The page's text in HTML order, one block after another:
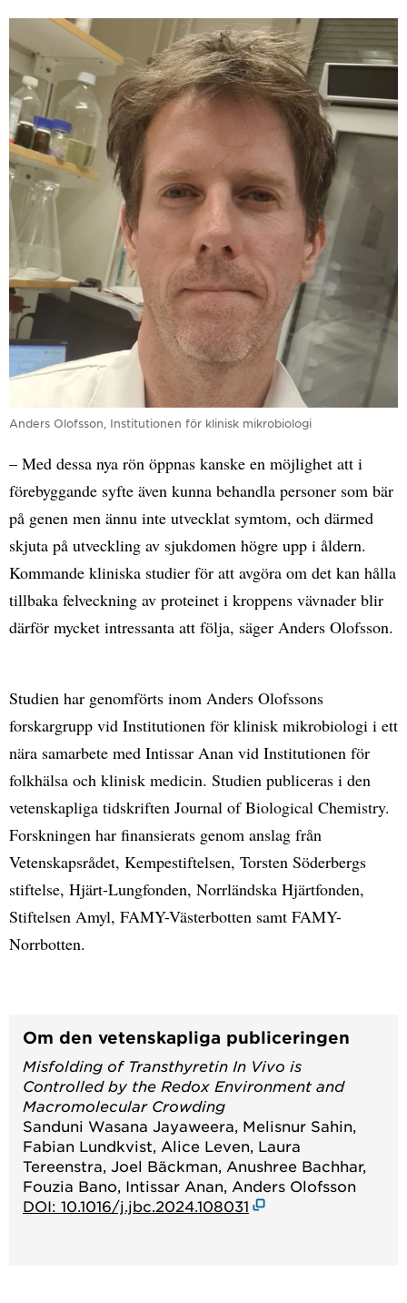
Anders Olofsson, Institutionen för klinisk mikrobiologi
– Med dessa nya rön öppnas kanske en möjlighet att i
förebyggande syfte även kunna behandla personer som bär
på genen men ännu inte utvecklat symtom, och därmed
skjuta på utveckling av sjukdomen högre upp i åldern.
Kommande kliniska studier för att avgöra om det kan hålla
tillbaka felveckning av proteinet i kroppens vävnader blir
därför mycket intressanta att följa, säger Anders Olofsson.
Studien har genomförts inom Anders Olofssons
forskargrupp vid Institutionen för klinisk mikrobiologi i ett
nära samarbete med Intissar Anan vid Institutionen för
folkhälsa och klinisk medicin. Studien publiceras i den
vetenskapliga tidskriften Journal of Biological Chemistry.
Forskningen har finansierats genom anslag från
Vetenskapsrådet, Kempestiftelsen, Torsten Söderbergs
stiftelse, Hjärt-Lungfonden, Norrländska Hjärtfonden,
Stiftelsen Amyl, FAMY-Västerbotten samt FAMY-
Norrbotten.
Om den vetenskapliga publiceringen
Misfolding of Transthyretin In Vivo is
Controlled by the Redox Environment and
Macromolecular Crowding
Sanduni Wasana Jayaweera, Melisnur Sahin,
Fabian Lundkvist, Alice Leven, Laura
Tereenstra, Joel Bäckman, Anushree Bachhar,
Fouzia Bano, Intissar Anan, Anders Olofsson
DOI: 10.1016/j.jbc.2024.108031